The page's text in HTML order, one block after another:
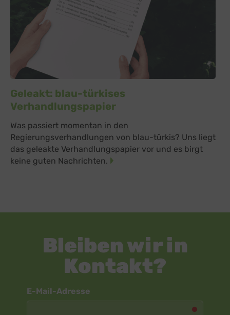
Geleakt: blau-türkises
Verhandlungspapier
Was passiert momentan in den
Regierungsverhandlungen von blau-türkis? Uns liegt
das geleakte Verhandlungspapier vor und es birgt
keine guten Nachrichten.
Bleiben wir in
Kontakt?
E-Mail-Adresse